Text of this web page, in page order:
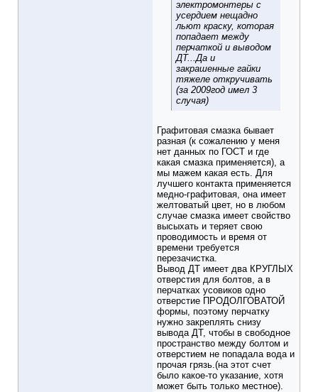
электромонтеры с
усердием нещадно
льют краску, которая
попадает между
перчаткой и выводом
ДТ...Да и
закрашенные гайки
тяжеле откручивать
(за 2009год имел 3
случая)
Графитовая смазка бывает
разная (к сожалению у меня
нет данных по ГОСТ и где
какая смазка применяется), а
мы мажем какая есть. Для
лучшего контакта применяется
медно-графитовая, она имеет
желтоватый цвет, но в любом
случае смазка имеет свойство
высыхать и теряет свою
проводимость и время от
времени требуется
перезачистка.
Вывод ДТ имеет два КРУГЛЫХ
отверстия для болтов, а в
перчатках усовиков одно
отверстие ПРОДОЛГОВАТОЙ
формы, поэтому перчатку
нужно закреплять снизу
вывода ДТ, чтобы в свободное
пространство между болтом и
отверстием не попадала вода и
прочая грязь.(на этот счет
было какое-то указание, хотя
может быть только местное).